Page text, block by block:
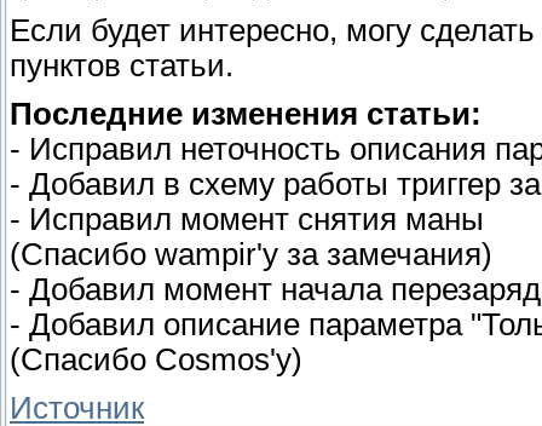
Если будет интересно, могу
пунктов статьи.
Последние изменения статьи:
- Исправил неточность описания
- Добавил в схему работы триггер
- Исправил момент снятия маны
(Спасибо wampir'у за замечания)
- Добавил момент начала
- Добавил описание параметра
(Спасибо Cosmos'у)
Источник